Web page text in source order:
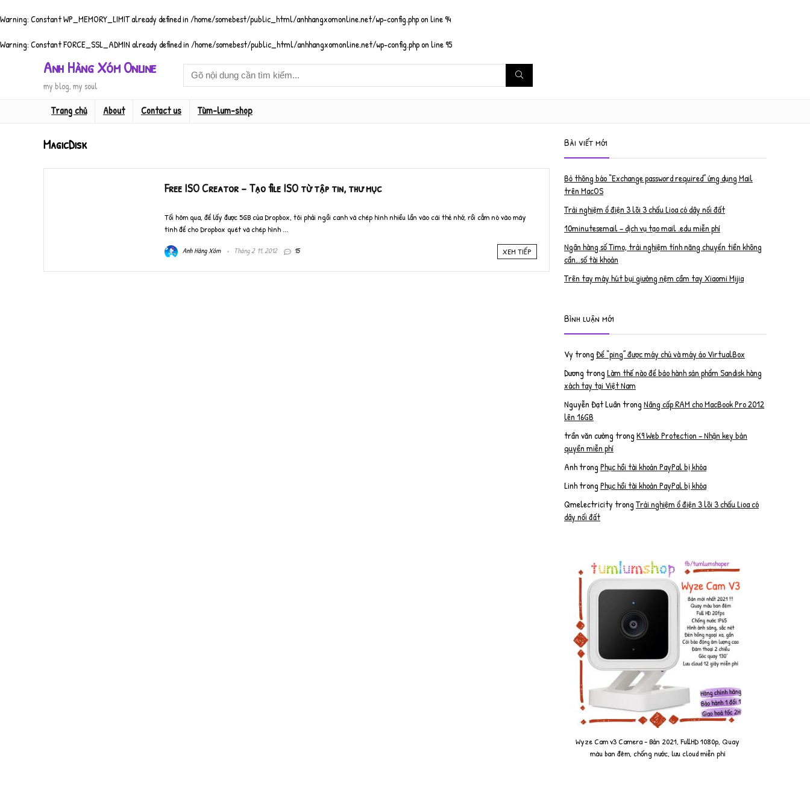
Warning: Constant WP_MEMORY_LIMIT already defined in/home/somebest/public_html/anhhangxomonline.net/wp-config.phpon line94
Warning: Constant FORCE_SSL_ADMIN already defined in/home/somebest/public_html/anhhangxomonline.net/wp-config.phpon line95
Anh Hàng Xóm Online
my blog, my soul
Trang chủ About Contact us Tùm-lum-shop
MagicDisk
Free ISO Creator – Tạo file ISO từ tập tin, thư mục
Tối hôm qua, để lấy được 5GB của Dropbox, tôi phải ngồi canh và chép hình nhiều lần vào cái thẻ nhớ, rồi cắm nó vào máy
tính để cho Dropbox quét và chép hình ...
Anh Hàng Xóm Tháng 2 11, 2012 15 XEM TIẾP
Bài viết mới
Bỏ thông báo “Exchange password required” ứng dụng Mail
trên MacOS
Trải nghiệm ổ điện 3 lõi 3 chấu Lioa có dây nối đất
10minutesemail – dịch vụ tạo mail .edu miễn phí
Ngân hàng số Timo, trải nghiệm tính năng chuyển tiền không
cần…số tài khoản
Trên tay máy hút bụi giường nệm cầm tay Xiaomi Mijia
Bình luận mới
Vy trongĐể “ping” được máy chủ và máy ảo VirtualBox
Dương trongLàm thế nào để bảo hành sản phẩm Sandisk hàng
xách tay tại Việt Nam
Nguyễn Đạt Luân trongNâng cấp RAM cho MacBook Pro 2012
lên 16GB
trần văn cường trongK9 Web Protection – Nhận key bản
quyền miễn phí
AnhtrongPhục hồi tài khoản PayPal bị khóa
LinhtrongPhục hồi tài khoản PayPal bị khóa
Qmelectricity trongTrải nghiệm ổ điện 3 lõi 3 chấu Lioa có
dây nối đất
Wyze Cam v3 Camera - Bản 2021, FullHD 1080p, Quay
màu ban đêm, chống nước, lưu cloud miễn phí